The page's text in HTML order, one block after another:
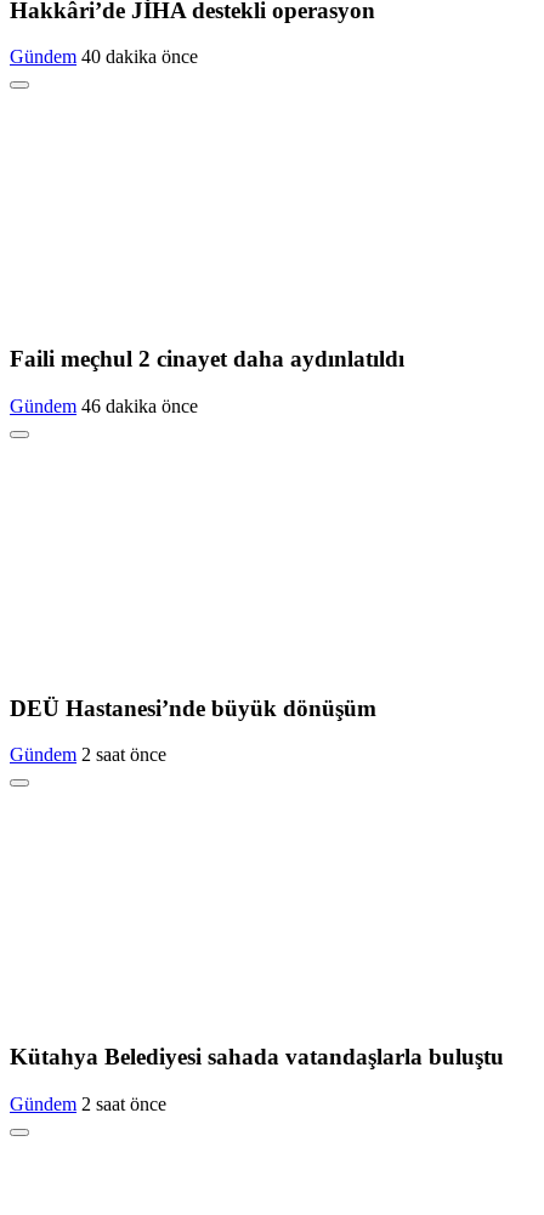
Hakkâri’de JİHA destekli operasyon
Gündem 40 dakika önce
Faili meçhul 2 cinayet daha aydınlatıldı
Gündem 46 dakika önce
DEÜ Hastanesi’nde büyük dönüşüm
Gündem 2 saat önce
Kütahya Belediyesi sahada vatandaşlarla buluştu
Gündem 2 saat önce